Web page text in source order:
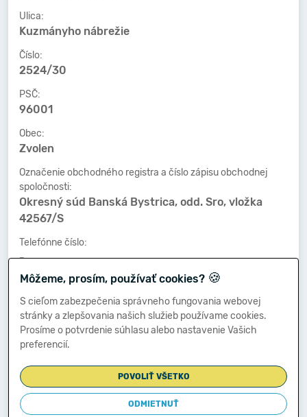
Ulica:
Kuzmányho nábrežie
Číslo:
2524/30
PSČ:
96001
Obec:
Zvolen
Označenie obchodného registra a číslo zápisu obchodnej
spoločnosti:
Okresný súd Banská Bystrica, odd. Sro, vložka
42567/S
Telefónne číslo:
-
Faxové číslo:
-
E-mailová adresa:
-
Zostavená dňa:
30.04.2024
Môžeme, prosím, používať cookies? 🍪
S cieľom zabezpečenia správneho fungovania webovej
stránky a zlepšovania našich služieb používame cookies.
Prosíme o potvrdenie súhlasu alebo nastavenie Vašich
preferencií.
POVOLIŤ VŠETKO
ODMIETNUŤ